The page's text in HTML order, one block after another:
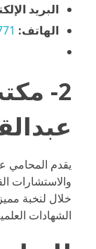
البريد
الهاتف:
2-
يقدم المحامي
والاستشارات
خلال لنخبة
الشهادات